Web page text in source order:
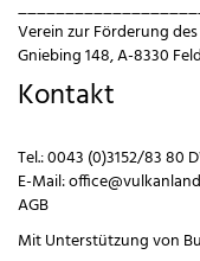
Verein zur Förderung
Gniebing 148, A-8330
Kontakt
Tel.:0043 (0)3152/83 80
E-Mail:
AGB
Mit Unterstützung von